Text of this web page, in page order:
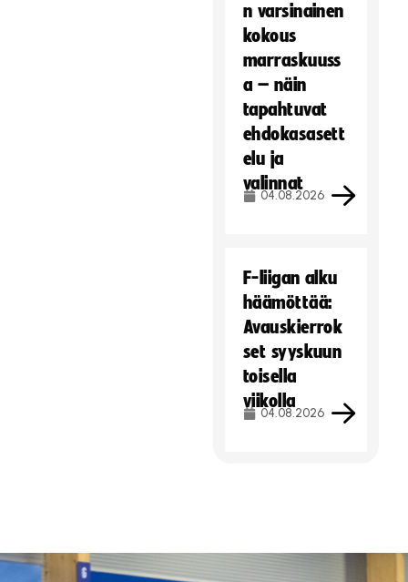
n varsinainen
kokous
marraskuuss
a – näin
tapahtuvat
ehdokasasett
elu ja
valinnat
04.08.2026
F-liigan alku
häämöttää:
Avauskierrok
set syyskuun
toisella
viikolla
04.08.2026